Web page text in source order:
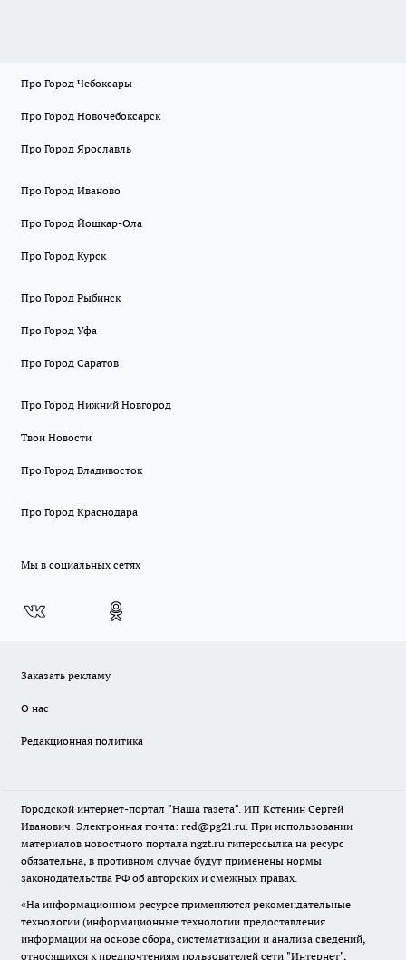
Про Город Чебоксары
Про Город Новочебоксарск
Про Город Ярославль
Про Город Иваново
Про Город Йошкар-Ола
Про Город Курск
Про Город Рыбинск
Про Город Уфа
Про Город Саратов
Про Город Нижний Новгород
Твои Новости
Про Город Владивосток
Про Город Краснодара
Мы в социальных сетях
Заказать рекламу
О нас
Редакционная политика
Городской интернет-портал "Наша газета". ИП Кстенин Сергей
Иванович. Электронная почта: red@pg21.ru. При использовании
материалов новостного портала ngzt.ru гиперссылка на ресурс
обязательна, в противном случае будут применены нормы
законодательства РФ об авторских и смежных правах.
«На информационном ресурсе применяются рекомендательные
технологии (информационные технологии предоставления
информации на основе сбора, систематизации и анализа сведений,
относящихся к предпочтениям пользователей сети "Интернет",